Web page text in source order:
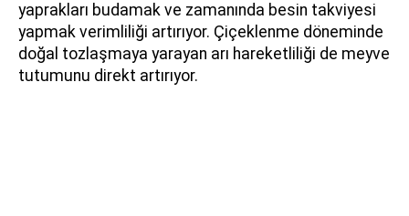
yaprakları budamak ve zamanında besin takviyesi
yapmak verimliliği artırıyor. Çiçeklenme döneminde
doğal tozlaşmaya yarayan arı hareketliliği de meyve
tutumunu direkt artırıyor.